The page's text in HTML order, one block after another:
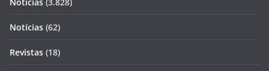
Notícias (62)
Revistas (18)